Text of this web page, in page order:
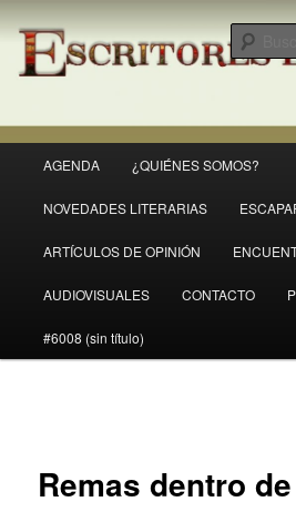
Ir
al
contenido
principal
Revista Escritores en Rivas
principal
AGENDA ¿QUIÉNES SOMOS?
NOVEDADES LITERARIAS
ARTÍCULOS DE OPINIÓN
AUDIOVISUALES CONTACTO
#6008 (sin título)
Remas dentro